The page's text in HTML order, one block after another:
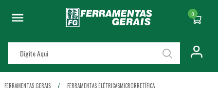
0
FERRAMENTAS GERAIS FERRAMENTAS ELÉTRICASMICRORRETÍFICA